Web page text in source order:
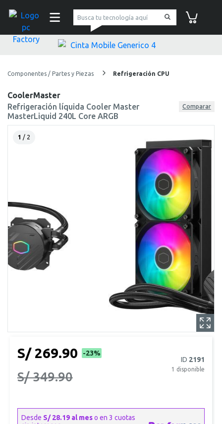
pc Factory
Componentes / Partes y Piezas Refrigeración CPU
CoolerMaster
Refrigeración líquida Cooler Master
MasterLiquid 240L Core ARGB
Comparar
1 / 2
S/ 269.90 -23%
S/ 349.90
ID 2191
1 disponible